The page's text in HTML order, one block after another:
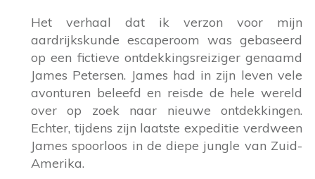
Het verhaal dat ik verzon voor mijn
aardrijkskunde escaperoom was gebaseerd
op een fictieve ontdekkingsreiziger genaamd
James Petersen. James had in zijn leven vele
avonturen beleefd en reisde de hele wereld
over op zoek naar nieuwe ontdekkingen.
Echter, tijdens zijn laatste expeditie verdween
James spoorloos in de diepe jungle van Zuid-
Amerika.